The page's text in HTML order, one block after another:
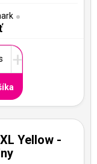
+
Yellow -